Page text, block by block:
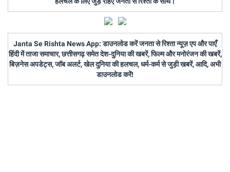
Janta Se Rishta News App: डाउनलोड करें जनता से रिश्ता न्यूज़ एप और पाएँ
हिंदी में ताजा समाचार, छत्तीसगढ़ समेत देश-दुनिया की खबरें, फिल्म और मनोरंजन की खबरें,
बिज़नेस अपडेट्स, जॉब अलर्ट, खेल दुनिया की हलचल, धर्म-कर्म से जुड़ी खबरें, आदि, अभी
डाउनलोड करें!